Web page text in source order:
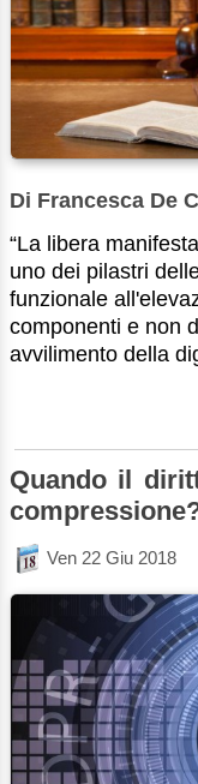
Di Francesca De
“La libera
uno dei pilastri
funzionale
componenti e non
avvilimento della
Quando il
Ven 22 Giu 2018